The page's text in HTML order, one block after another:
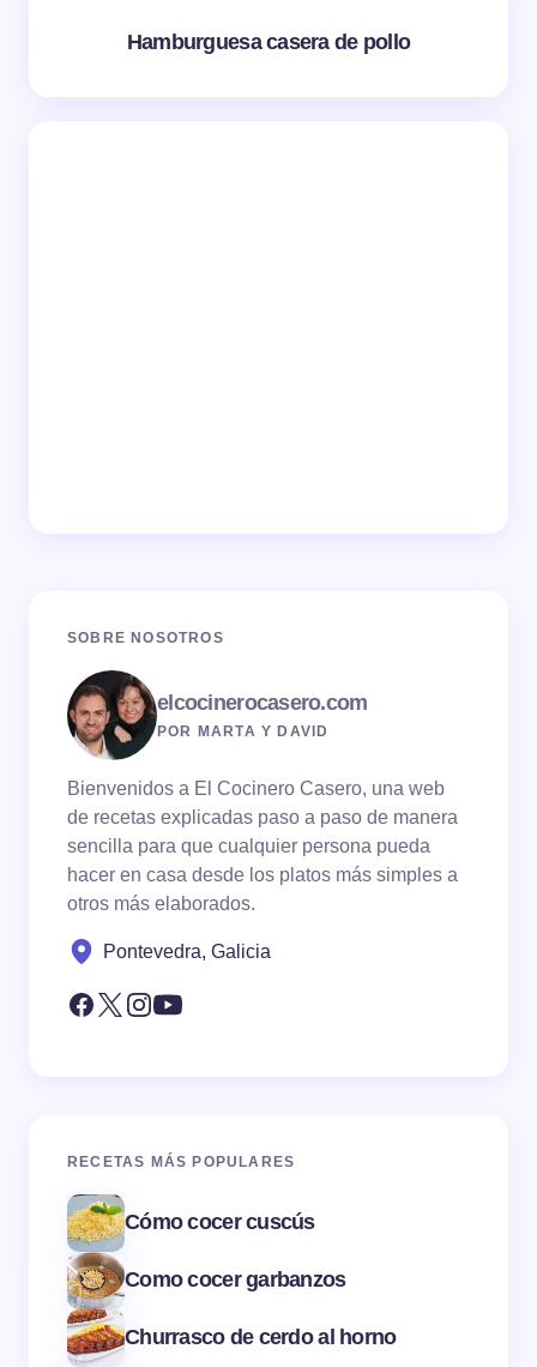
Hamburguesa casera de pollo
SOBRE NOSOTROS
elcocinerocasero.com
POR MARTA Y DAVID
Bienvenidos a El Cocinero Casero, una web
de recetas explicadas paso a paso de manera
sencilla para que cualquier persona pueda
hacer en casa desde los platos más simples a
otros más elaborados.
Pontevedra, Galicia
RECETAS MÁS POPULARES
Cómo cocer cuscús
Como cocer garbanzos
Churrasco de cerdo al horno